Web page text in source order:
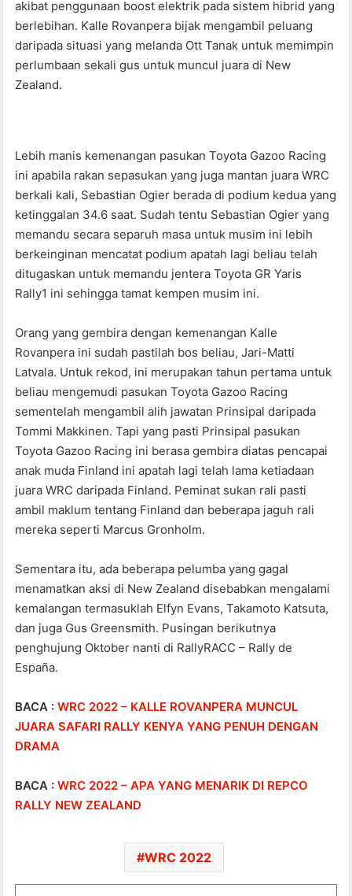
akibat penggunaan boost elektrik pada sistem hibrid yang
berlebihan. Kalle Rovanpera bijak mengambil peluang
daripada situasi yang melanda Ott Tanak untuk memimpin
perlumbaan sekali gus untuk muncul juara di New
Zealand.
Lebih manis kemenangan pasukan Toyota Gazoo Racing
ini apabila rakan sepasukan yang juga mantan juara WRC
berkali kali, Sebastian Ogier berada di podium kedua yang
ketinggalan 34.6 saat. Sudah tentu Sebastian Ogier yang
memandu secara separuh masa untuk musim ini lebih
berkeinginan mencatat podium apatah lagi beliau telah
ditugaskan untuk memandu jentera Toyota GR Yaris
Rally1 ini sehingga tamat kempen musim ini.
Orang yang gembira dengan kemenangan Kalle
Rovanpera ini sudah pastilah bos beliau, Jari-Matti
Latvala. Untuk rekod, ini merupakan tahun pertama untuk
beliau mengemudi pasukan Toyota Gazoo Racing
sementelah mengambil alih jawatan Prinsipal daripada
Tommi Makkinen. Tapi yang pasti Prinsipal pasukan
Toyota Gazoo Racing ini berasa gembira diatas pencapai
anak muda Finland ini apatah lagi telah lama ketiadaan
juara WRC daripada Finland. Peminat sukan rali pasti
ambil maklum tentang Finland dan beberapa jaguh rali
mereka seperti Marcus Gronholm.
Sementara itu, ada beberapa pelumba yang gagal
menamatkan aksi di New Zealand disebabkan mengalami
kemalangan termasuklah Elfyn Evans, Takamoto Katsuta,
dan juga Gus Greensmith. Pusingan berikutnya
penghujung Oktober nanti di RallyRACC – Rally de
España.
BACA :WRC 2022 – KALLE ROVANPERA MUNCUL
JUARA SAFARI RALLY KENYA YANG PENUH DENGAN
DRAMA
BACA :WRC 2022 – APA YANG MENARIK DI REPCO
RALLY NEW ZEALAND
WRC 2022